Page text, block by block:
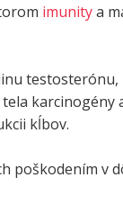
imunitya
karcinogény
kĺbov.
poškodením v